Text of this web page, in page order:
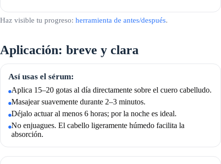
Haz visible tu progreso: herramienta de antes/después.
Aplicación: breve y clara
Así usas el sérum:
Aplica 15–20 gotas al día directamente sobre el cuero cabelludo.
Masajear suavemente durante 2–3 minutos.
Déjalo actuar al menos 6 horas; por la noche es ideal.
No enjuagues. El cabello ligeramente húmedo facilita la
absorción.